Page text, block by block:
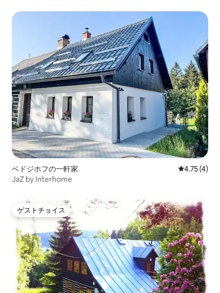
ベドジホフの一軒家 レビュー4
4.75 (4)
JaZ by Interhome
ゲストチョイス
ゲストチョイス